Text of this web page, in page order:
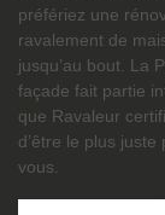
préfériez une
ravalement de
jusqu’au bout. La
façade fait partie
que Ravaleur
d’être le plus
vous.